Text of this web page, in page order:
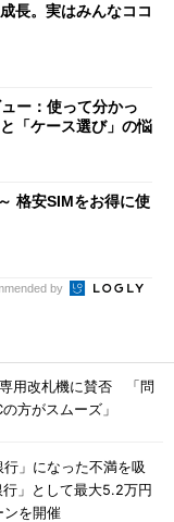
長。実はみんなココ
ー：使って分かっ
「ケース選び」の悩
格安SIMをお得に使
by
専用改札機に賛否 「問
方がスムーズ」
」になった不満を吸
」として最大5.2万円
ンを開催